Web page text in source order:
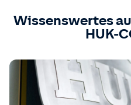
Wissenswertes
HUK-